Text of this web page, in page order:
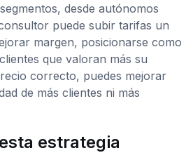
desde autónomos
puede subir tarifas un
margen, posicionarse como
que valoran más su
correcto, puedes mejorar
de más clientes ni más
estrategia